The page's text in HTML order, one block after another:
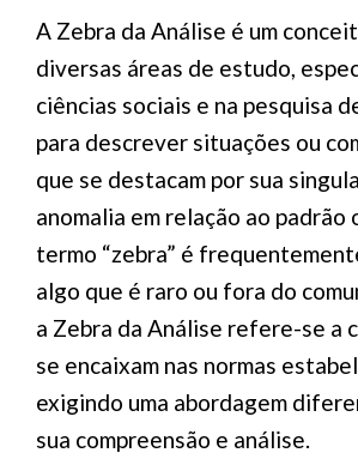
A Zebra da Análise é um
diversas áreas de estudo,
ciências sociais e na pesquisa
para descrever situações ou
que se destacam por sua
anomalia em relação ao padrão
termo “zebra” é
algo que é raro ou fora do
a Zebra da Análise refere-se a
se encaixam nas normas
exigindo uma abordagem
sua compreensão e análise.